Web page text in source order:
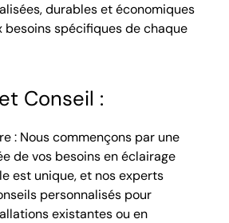
durables et économiques
besoins spécifiques de chaque
Conseil :
: Nous commençons par une
de vos besoins en éclairage
est unique, et nos experts
personnalisés pour
existantes ou en